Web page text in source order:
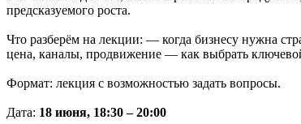
предсказуемого роста.
Что разберём на лекции: — когда бизнесу нужна
цена, каналы, продвижение — как выбрать
Формат: лекция с возможностью задать вопросы.
Дата: 18 июня, 18:30 – 20:00